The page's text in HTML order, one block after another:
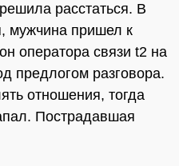
расстаться. В
мужчина пришел к
оператора связи t2 на
предлогом разговора.
отношения, тогда
Пострадавшая